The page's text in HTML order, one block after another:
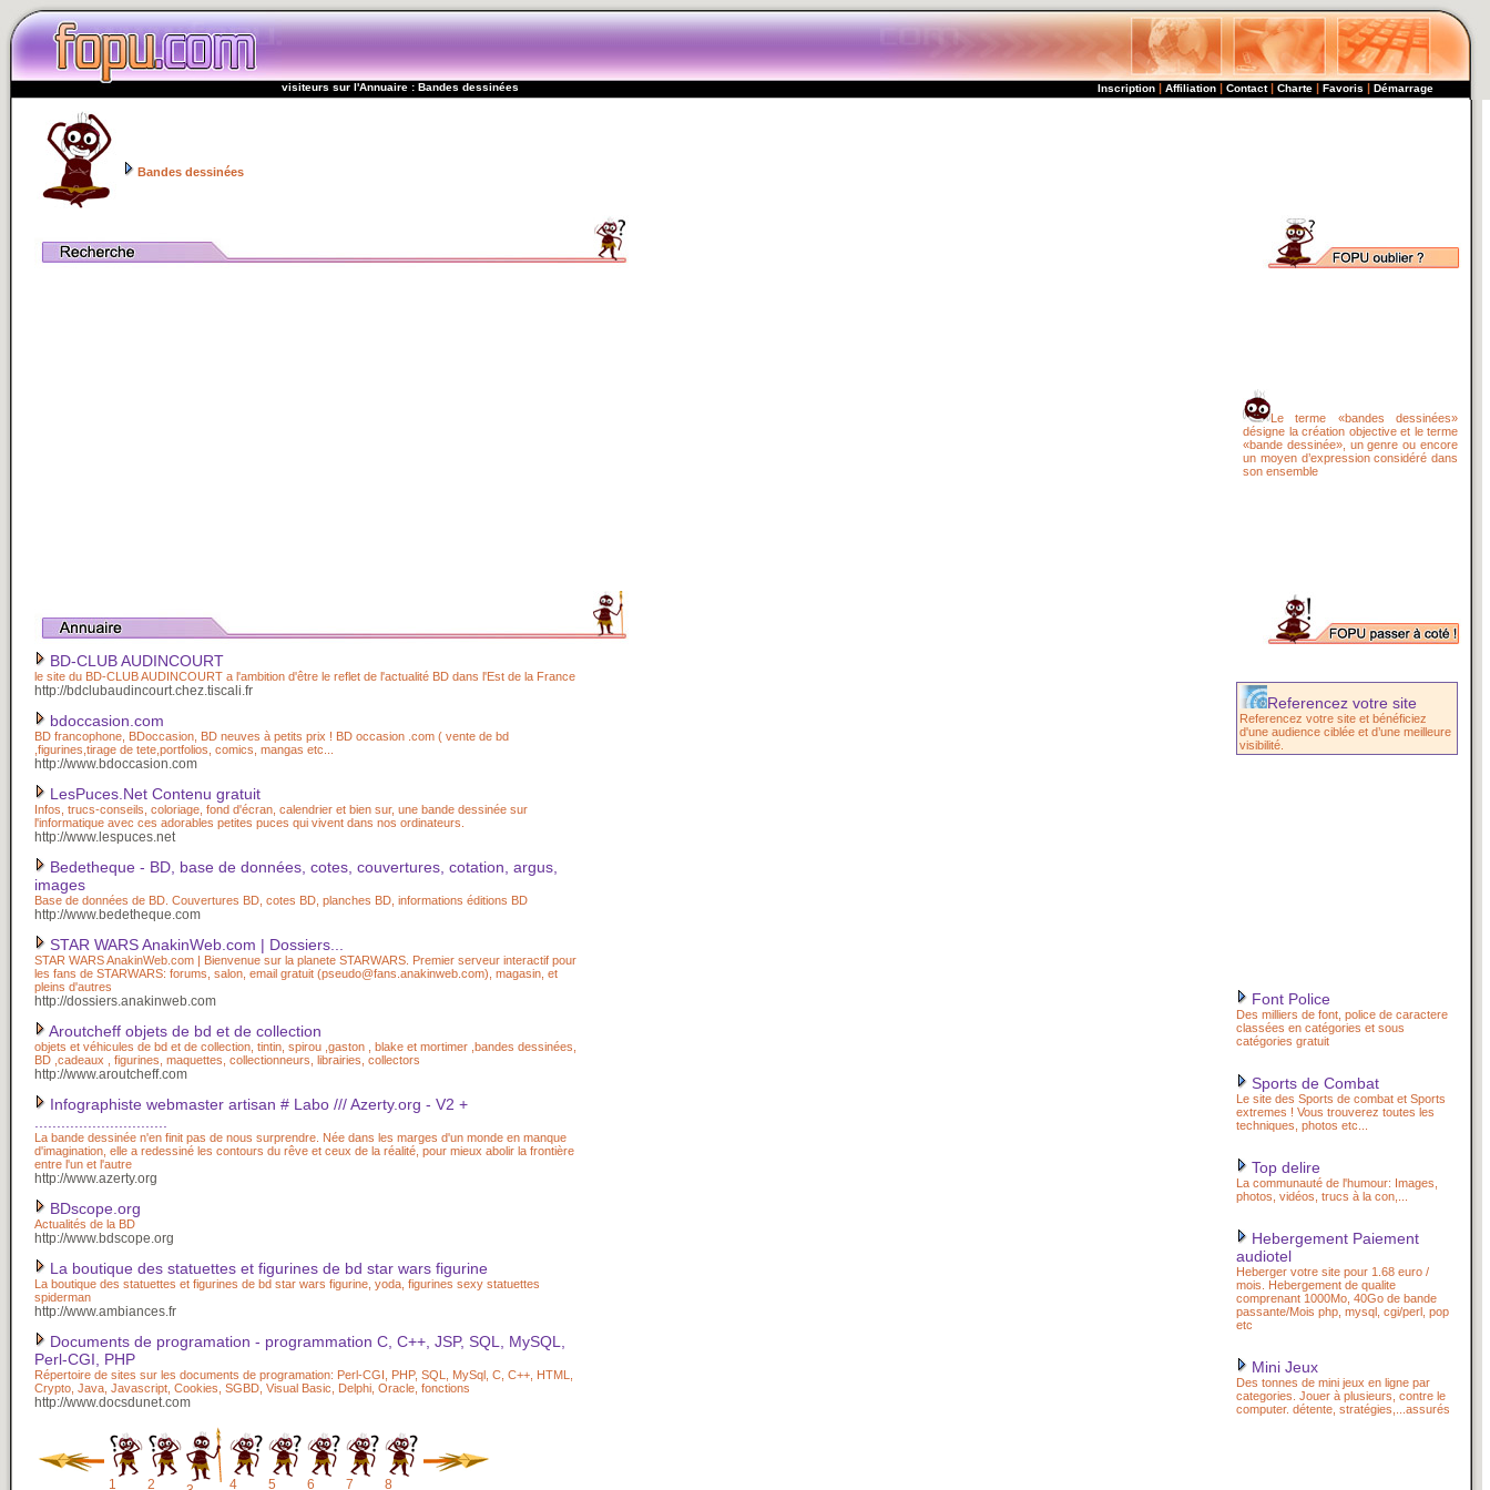
visiteurs sur l'Annuaire : Bandes dessinées Inscription | Affiliation | Contact | Charte | Favoris | Démarrage
Bandes dessinées
Le terme «bandes dessinées»
désigne la création objective et le terme
«bande dessinée», un genre ou encore
un moyen d’expression considéré dans
son ensemble
BD-CLUB AUDINCOURT
le site du BD-CLUB AUDINCOURT a l'ambition d'être le reflet de l'actualité BD dans l'Est de la France
http://bdclubaudincourt.chez.tiscali.fr
bdoccasion.com
BD francophone, BDoccasion, BD neuves à petits prix ! BD occasion .com ( vente de bd
,figurines,tirage de tete,portfolios, comics, mangas etc...
http://www.bdoccasion.com
LesPuces.Net Contenu gratuit
Infos, trucs-conseils, coloriage, fond d'écran, calendrier et bien sur, une bande dessinée sur
l'informatique avec ces adorables petites puces qui vivent dans nos ordinateurs.
http://www.lespuces.net
Bedetheque - BD, base de données, cotes, couvertures, cotation, argus,
images
Base de données de BD. Couvertures BD, cotes BD, planches BD, informations éditions BD
http://www.bedetheque.com
STAR WARS AnakinWeb.com | Dossiers...
STAR WARS AnakinWeb.com | Bienvenue sur la planete STARWARS. Premier serveur interactif pour
les fans de STARWARS: forums, salon, email gratuit (pseudo@fans.anakinweb.com), magasin, et
pleins d'autres
http://dossiers.anakinweb.com
Aroutcheff objets de bd et de collection
objets et véhicules de bd et de collection, tintin, spirou ,gaston , blake et mortimer ,bandes dessinées,
BD ,cadeaux , figurines, maquettes, collectionneurs, librairies, collectors
http://www.aroutcheff.com
Infographiste webmaster artisan # Labo /// Azerty.org - V2 +
La bande dessinée n'en finit pas de nous surprendre. Née dans les marges d'un monde en manque
d'imagination, elle a redessiné les contours du rêve et ceux de la réalité, pour mieux abolir la frontière
entre l'un et l'autre
http://www.azerty.org
BDscope.org
Actualités de la BD
http://www.bdscope.org
La boutique des statuettes et figurines de bd star wars figurine
La boutique des statuettes et figurines de bd star wars figurine, yoda, figurines sexy statuettes
spiderman
http://www.ambiances.fr
Documents de programation - programmation C, C++, JSP, SQL, MySQL,
Perl-CGI, PHP
Répertoire de sites sur les documents de programation: Perl-CGI, PHP, SQL, MySql, C, C++, HTML,
Crypto, Java, Javascript, Cookies, SGBD, Visual Basic, Delphi, Oracle, fonctions
http://www.docsdunet.com
1 2 4 5 6 7 8
Referencez votre site
Referencez votre site et bénéficiez
d'une audience ciblée et d’une meilleure
visibilité.
Font Police
Des milliers de font, police de caractere
classées en catégories et sous
catégories gratuit
Sports de Combat
Le site des Sports de combat et Sports
extremes ! Vous trouverez toutes les
techniques, photos etc...
Top delire
La communauté de l'humour: Images,
photos, vidéos, trucs à la con,...
Hebergement Paiement
audiotel
Heberger votre site pour 1.68 euro /
mois. Hebergement de qualite
comprenant 1000Mo, 40Go de bande
passante/Mois php, mysql, cgi/perl, pop
etc
Mini Jeux
Des tonnes de mini jeux en ligne par
categories. Jouer à plusieurs, contre le
computer. détente, stratégies,...assurés